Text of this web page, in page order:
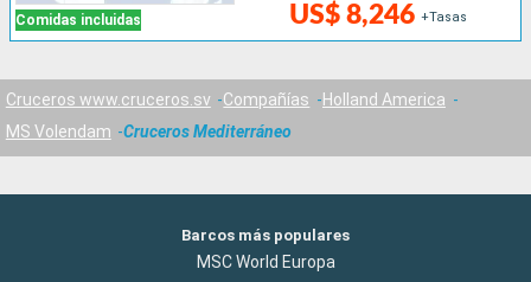
Comidas incluidas US$ 8,246 +Tasas
Cruceros www.cruceros.sv Compañías
Holland America
MS Volendam
Cruceros Mediterráneo
Barcos más populares
MSC World Europa